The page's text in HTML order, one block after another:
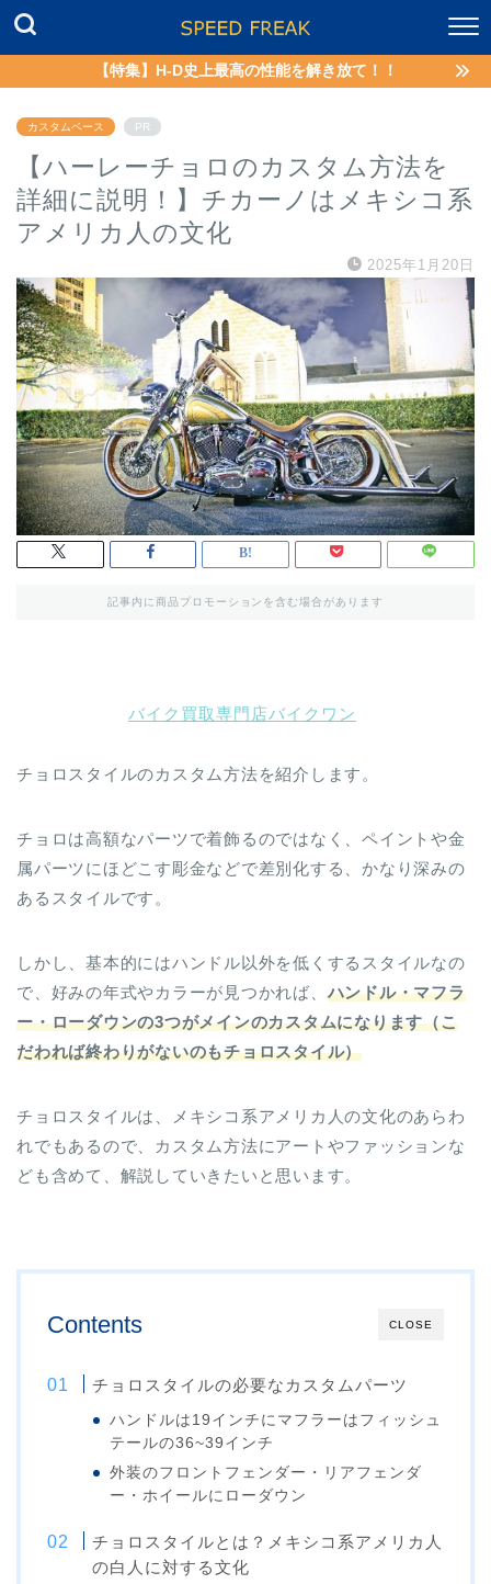
【特集】H-D史上最高の性能を解き放て！！
カスタムベース PR
【ハーレーチョロのカスタム方法を
詳細に説明！】チカーノはメキシコ系
アメリカ人の文化
2025年1月20日
記事内に商品プロモーションを含む場合があります
バイク買取専門店バイクワン
チョロスタイルのカスタム方法を紹介します。
チョロは高額なパーツで着飾るのではなく、ペイントや金
属パーツにほどこす彫金などで差別化する、かなり深みの
あるスタイルです。
しかし、基本的にはハンドル以外を低くするスタイルなの
で、好みの年式やカラーが見つかれば、ハンドル・マフラ
ー・ローダウンの3つがメインのカスタムになります（こ
だわれば終わりがないのもチョロスタイル）
チョロスタイルは、メキシコ系アメリカ人の文化のあらわ
れでもあるので、カスタム方法にアートやファッションな
ども含めて、解説していきたいと思います。
CLOSE
Contents
チョロスタイルの必要なカスタムパーツ
ハンドルは19インチにマフラーはフィッシュ
テールの36~39インチ
外装のフロントフェンダー・リアフェンダ
ー・ホイールにローダウン
チョロスタイルとは？メキシコ系アメリカ人
の白人に対する文化